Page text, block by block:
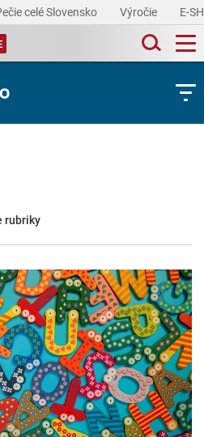
celé Slovensko Výročie E-
rubriky